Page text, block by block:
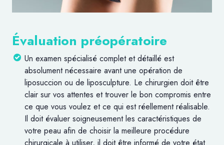
Évaluation préopératoire
Un examen spécialisé complet et détaillé est
absolument nécessaire avant une opération de
liposuccion ou de liposculpture. Le chirurgien doit être
clair sur vos attentes et trouver le bon compromis entre
ce que vous voulez et ce qui est réellement réalisable.
Il doit évaluer soigneusement les caractéristiques de
votre peau afin de choisir la meilleure procédure